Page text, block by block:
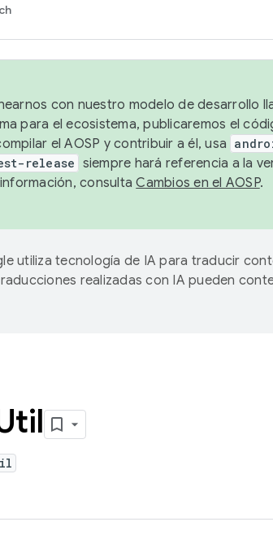
con nuestro modelo de desarrollo
para el ecosistema, publicaremos el
el AOSP y contribuir a él, usa
release siempre hará referencia a la
consultaCambios en el AOSP.
utiliza tecnología de IA para traducir
realizadas con IA pueden